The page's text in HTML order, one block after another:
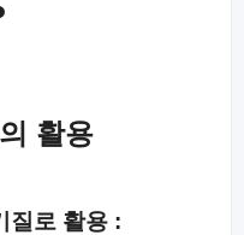
활용
질로 활용 :